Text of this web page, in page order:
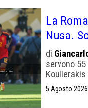
La
Nusa.
di
servono 55
Koulierakis
5 Agosto 2026